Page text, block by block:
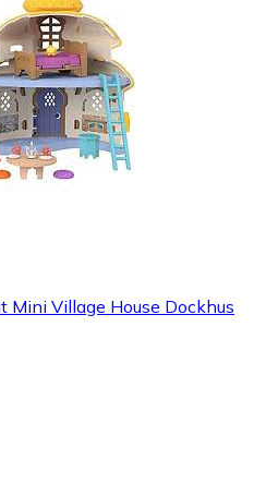
Village House Dockhus